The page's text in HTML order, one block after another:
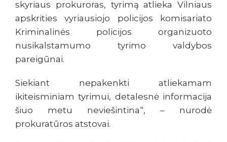
skyriaus prokuroras, tyrimą atlieka Vilniaus
apskrities vyriausiojo policijos komisariato
Kriminalinės policijos organizuoto
nusikalstamumo tyrimo valdybos
pareigūnai.
Siekiant nepakenkti atliekamam
ikiteisminiam tyrimui, detalesnė informacija
šiuo metu neviešintina“, – nurodė
prokuratūros atstovai.